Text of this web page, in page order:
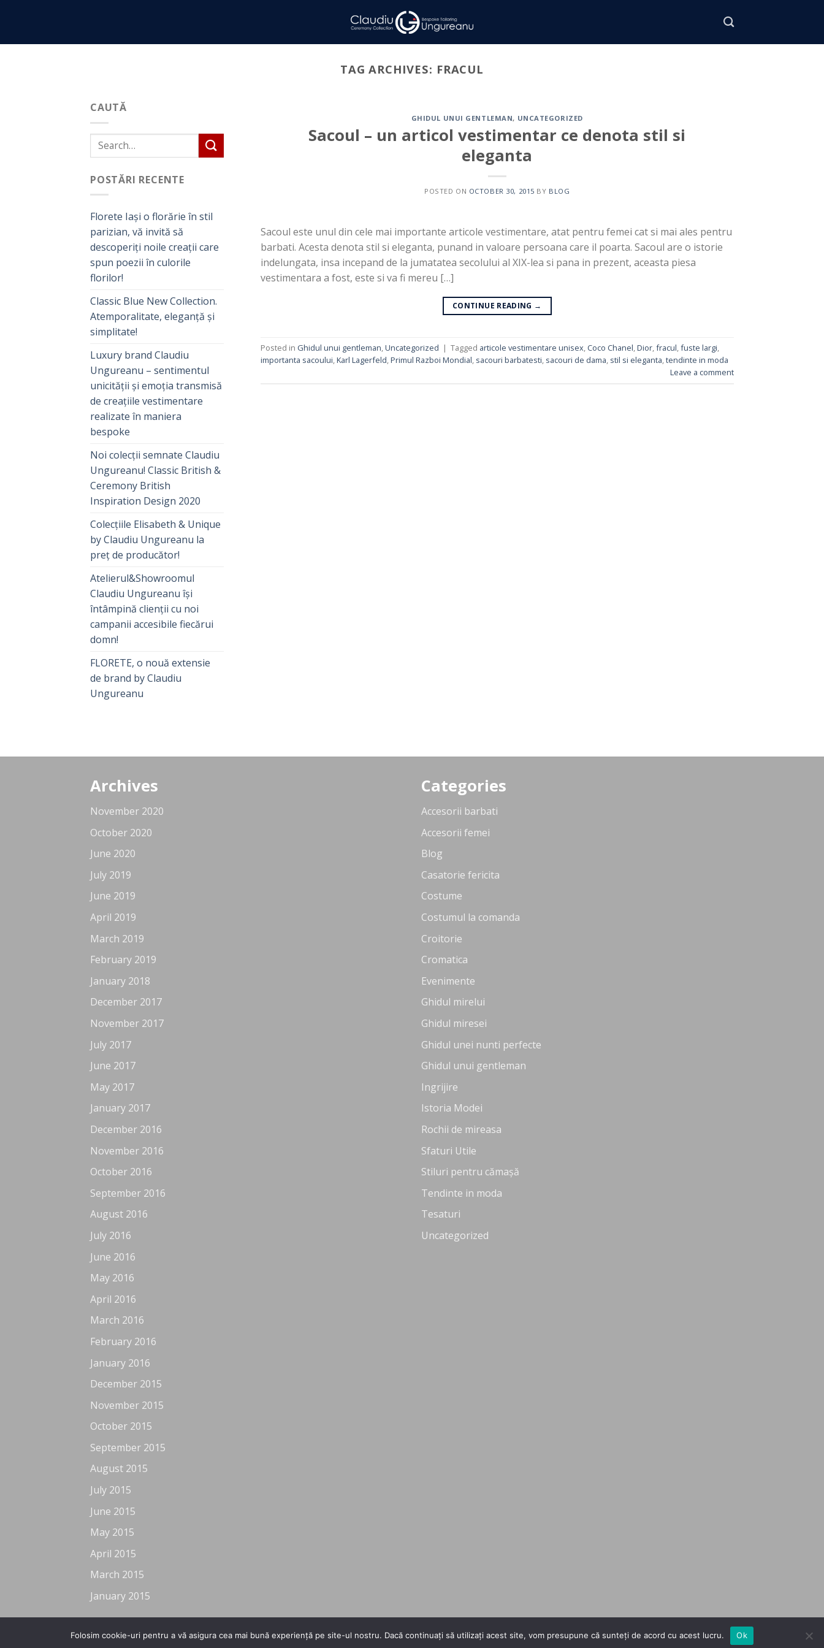
TAG ARCHIVES: FRACUL
CAUTĂ
POSTĂRI RECENTE
Florete Iași o florărie în stil
parizian, vă invită să
descoperiți noile creații care
spun poezii în culorile
florilor!
Classic Blue New Collection.
Atemporalitate, eleganță și
simplitate!
Luxury brand Claudiu
Ungureanu – sentimentul
unicității și emoția transmisă
de creațiile vestimentare
realizate în maniera
bespoke
Noi colecții semnate Claudiu
Ungureanu! Classic British &
Ceremony British
Inspiration Design 2020
Colecțiile Elisabeth & Unique
by Claudiu Ungureanu la
preț de producător!
Atelierul&Showroomul
Claudiu Ungureanu își
întâmpină clienții cu noi
campanii accesibile fiecărui
domn!
FLORETE, o nouă extensie
de brand by Claudiu
Ungureanu
GHIDUL UNUI GENTLEMAN, UNCATEGORIZED
Sacoul – un articol vestimentar ce denota stil si
eleganta
POSTED ON OCTOBER 30, 2015 BY BLOG
Sacoul este unul din cele mai importante articole vestimentare, atat pentru femei cat si mai ales pentru
barbati. Acesta denota stil si eleganta, punand in valoare persoana care il poarta. Sacoul are o istorie
indelungata, insa incepand de la jumatatea secolului al XIX-lea si pana in prezent, aceasta piesa
vestimentara a fost, este si va fi mereu […]
CONTINUE READING →
Posted in Ghidul unui gentleman,Uncategorized | Tagged articole vestimentare unisex, Coco Chanel,Dior,fracul,fuste largi,
importanta sacoului,Karl Lagerfeld,Primul Razboi Mondial, sacouri barbatesti, sacouri de dama, stil si eleganta,tendinte in moda
Leave a comment
Archives
November 2020
October 2020
June 2020
July 2019
June 2019
April 2019
March 2019
February 2019
January 2018
December 2017
November 2017
July 2017
June 2017
May 2017
January 2017
December 2016
November 2016
October 2016
September 2016
August 2016
July 2016
June 2016
May 2016
April 2016
March 2016
February 2016
January 2016
December 2015
November 2015
October 2015
September 2015
August 2015
July 2015
June 2015
May 2015
April 2015
March 2015
January 2015
Categories
Accesorii barbati
Accesorii femei
Blog
Casatorie fericita
Costume
Costumul la comanda
Croitorie
Cromatica
Evenimente
Ghidul mirelui
Ghidul miresei
Ghidul unei nunti perfecte
Ghidul unui gentleman
Ingrijire
Istoria Modei
Rochii de mireasa
Sfaturi Utile
Stiluri pentru cămașă
Tendinte in moda
Tesaturi
Uncategorized
Copyright 2026 ©Flatsome Theme
Folosim cookie-uri pentru a vă asigura cea mai bună experiență pe site-ul nostru. Dacă continuați să utilizați acest site, vom presupune că sunteți de acord cu acest lucru. Ok